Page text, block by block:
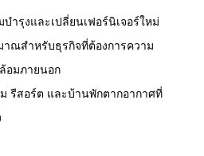
ำรุงและเปลี่ยนเฟอร์นิเจอร์ใหม่
ณสำหรับธุรกิจที่ต้องการความ
อมภายนอก
รีสอร์ต และบ้านพักตากอากาศที่